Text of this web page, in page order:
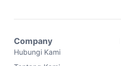
Company
Hubungi Kami